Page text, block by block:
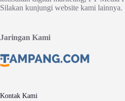
Silakan kunjungi website kami lainnya.
Jaringan Kami
Kontak Kami